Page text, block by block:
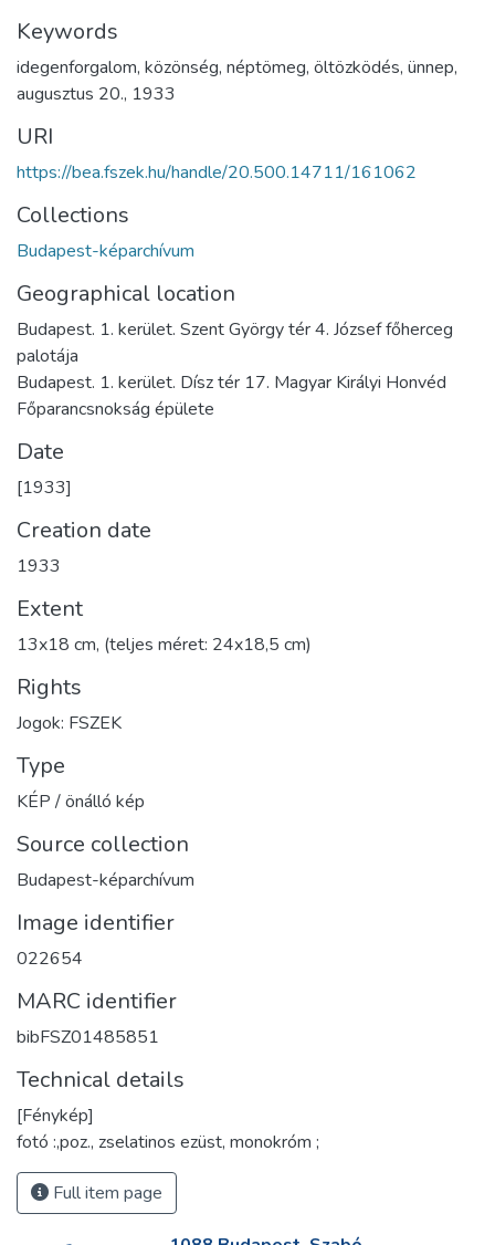
Keywords
idegenforgalom, közönség, néptömeg, öltözködés, ünnep,
augusztus 20., 1933
URI
https://bea.fszek.hu/handle/20.500.14711/161062
Collections
Budapest-képarchívum
Geographical location
Budapest. 1. kerület. Szent György tér 4. József főherceg
palotája
Budapest. 1. kerület. Dísz tér 17. Magyar Királyi Honvéd
Főparancsnokság épülete
Date
[1933]
Creation date
1933
Extent
13x18 cm, (teljes méret: 24x18,5 cm)
Rights
Jogok: FSZEK
Type
KÉP / önálló kép
Source collection
Budapest-képarchívum
Image identifier
022654
MARC identifier
bibFSZ01485851
Technical details
[Fénykép]
fotó :,poz., zselatinos ezüst, monokróm ;
Full item page